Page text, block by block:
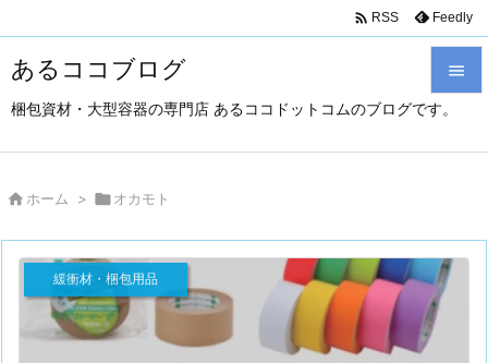
あるココブログ
梱包資材・大型容器の専門店 あるココドットコムのブログです。



 RSS Feedly
 ホーム > オカモト
緩衝材・梱包用品